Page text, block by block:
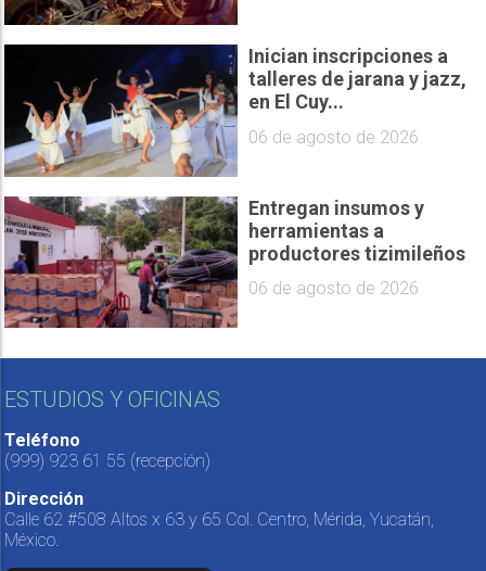
Inician inscripciones a
talleres de jarana y jazz,
en El Cuy...
06 de agosto de 2026
Entregan insumos y
herramientas a
productores tizimileños
06 de agosto de 2026
ESTUDIOS Y OFICINAS
Teléfono
(999) 923 61 55 (recepción)
Dirección
Calle 62 #508 Altos x 63 y 65 Col. Centro, Mérida, Yucatán,
México.